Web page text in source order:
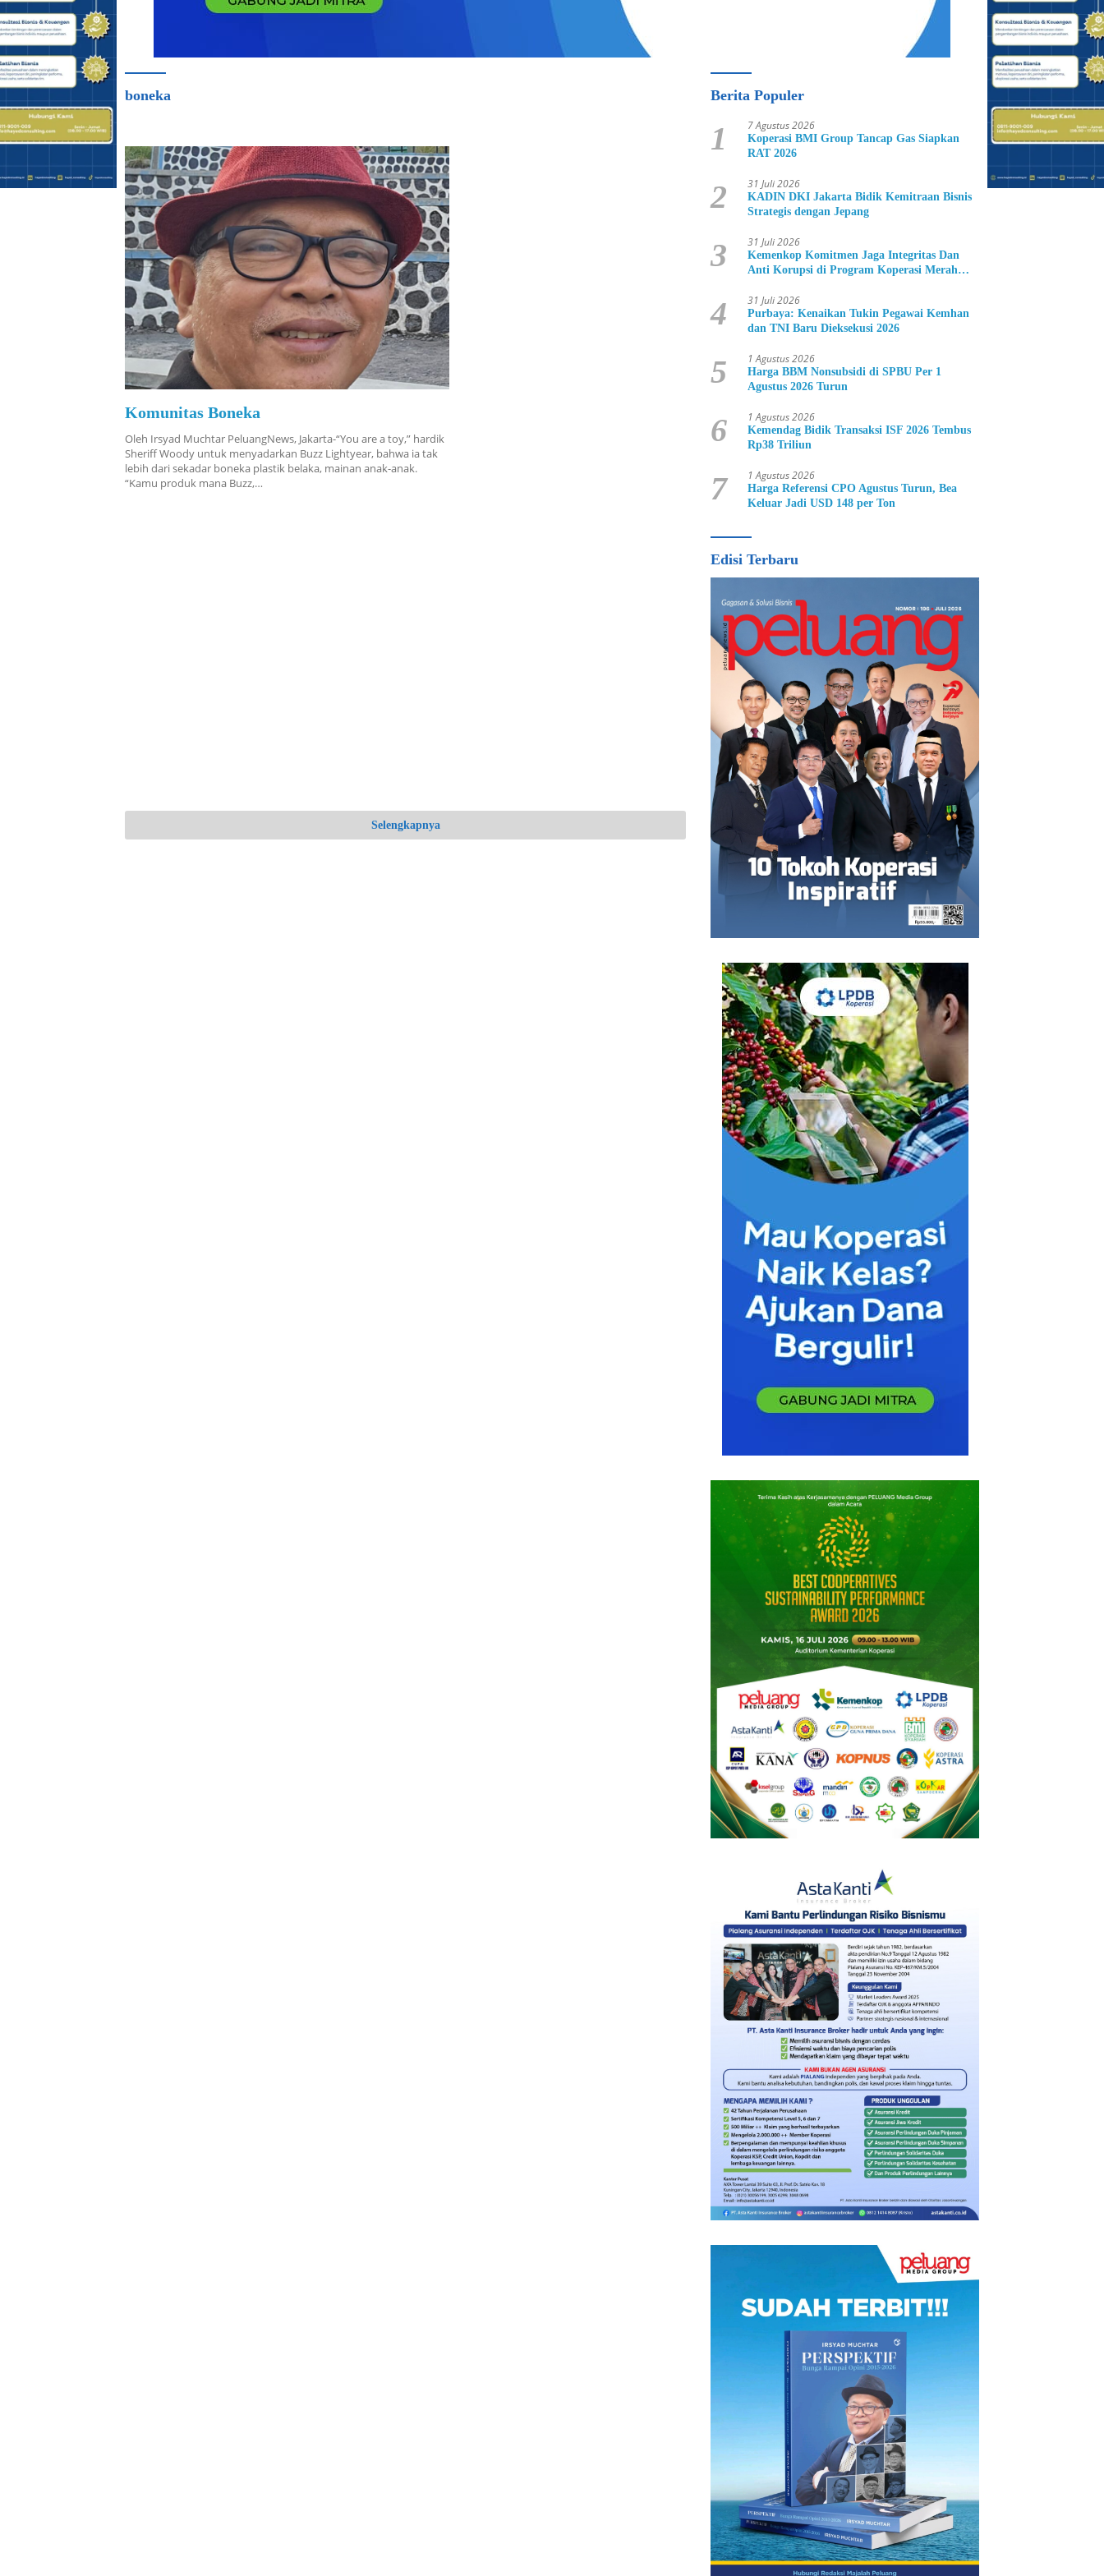
boneka
Komunitas Boneka
Oleh Irsyad Muchtar PeluangNews, Jakarta-“You are a toy,” hardik
Sheriff Woody untuk menyadarkan Buzz Lightyear, bahwa ia tak
lebih dari sekadar boneka plastik belaka, mainan anak-anak.
“Kamu produk mana Buzz,…
Selengkapnya
Berita Populer
1 7 Agustus 2026
Koperasi BMI Group Tancap Gas Siapkan
RAT 2026
2 31 Juli 2026
KADIN DKI Jakarta Bidik Kemitraan Bisnis
Strategis dengan Jepang
3 31 Juli 2026
Kemenkop Komitmen Jaga Integritas Dan
Anti Korupsi di Program Koperasi Merah
4 31 Juli 2026
Purbaya: Kenaikan Tukin Pegawai Kemhan
dan TNI Baru Dieksekusi 2026
5 1 Agustus 2026
Harga BBM Nonsubsidi di SPBU Per 1
Agustus 2026 Turun
6 1 Agustus 2026
Kemendag Bidik Transaksi ISF 2026 Tembus
Rp38 Triliun
7 1 Agustus 2026
Harga Referensi CPO Agustus Turun, Bea
Keluar Jadi USD 148 per Ton
Edisi Terbaru